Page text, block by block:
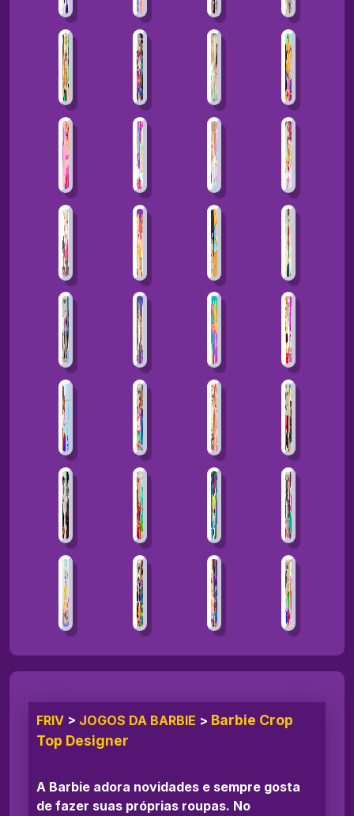
FRIV > JOGOS DA BARBIE > Barbie Crop
Top Designer
A Barbie adora novidades e sempre gosta
de fazer suas próprias roupas. No